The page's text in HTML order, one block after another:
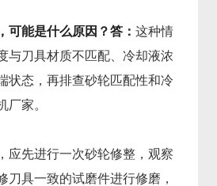
可能是什么原因？答： 这种情
与刀具材质不匹配、冷却液浓
状态，再排查砂轮匹配性和冷
家。
应先进行一次砂轮修整，观察
具一致的试磨件进行修磨，